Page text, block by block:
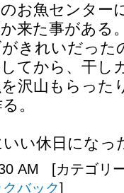
お魚センター
来た事がある
きれいだった
てから、干し
沢山もらった
。
い休日になっ
AM [カテゴリ
クバック]